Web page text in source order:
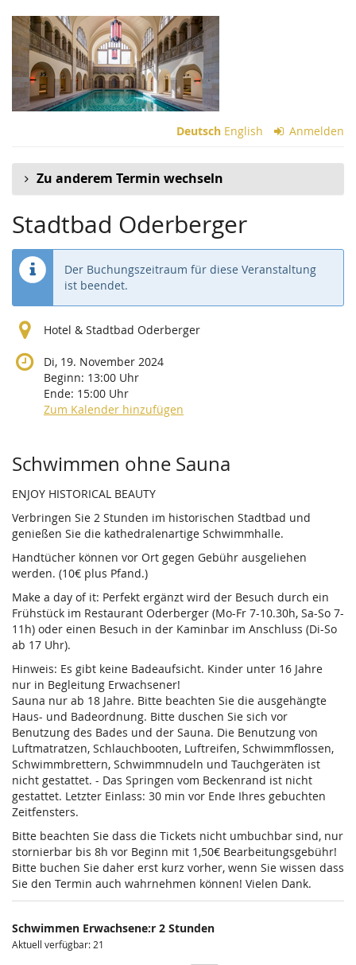
Zum
Haupt-
Inhalt
springen
Deutsch English Anmelden
Zu anderem Termin wechseln
Stadtbad Oderberger
Der Buchungszeitraum für diese Veranstaltung
ist beendet.
Hotel & Stadtbad Oderberger
Di, 19. November 2024
Beginn: 13:00 Uhr
Ende: 15:00 Uhr
Zum Kalender hinzufügen
Produkte
Schwimmen ohne Sauna
ENJOY HISTORICAL BEAUTY
Verbringen Sie 2 Stunden im historischen Stadtbad und
genießen Sie die kathedralenartige Schwimmhalle.
Handtücher können vor Ort gegen Gebühr ausgeliehen
werden. (10€ plus Pfand.)
Make a day of it: Perfekt ergänzt wird der Besuch durch ein
Frühstück im Restaurant Oderberger (Mo-Fr 7-10.30h, Sa-So 7-
11h) oder einen Besuch in der Kaminbar im Anschluss (Di-So
ab 17 Uhr).
Hinweis: Es gibt keine Badeaufsicht. Kinder unter 16 Jahre
nur in Begleitung Erwachsener!
Sauna nur ab 18 Jahre. Bitte beachten Sie die ausgehängte
Haus- und Badeordnung. Bitte duschen Sie sich vor
Benutzung des Bades und der Sauna. Die Benutzung von
Luftmatratzen, Schlauchbooten, Luftreifen, Schwimmflossen,
Schwimmbrettern, Schwimmnudeln und Tauchgeräten ist
nicht gestattet. - Das Springen vom Beckenrand ist nicht
gestattet. Letzter Einlass: 30 min vor Ende Ihres gebuchten
Zeitfensters.
Bitte beachten Sie dass die Tickets nicht umbuchbar sind, nur
stornierbar bis 8h vor Beginn mit 1,50€ Bearbeitungsgebühr!
Bitte buchen Sie daher erst kurz vorher, wenn Sie wissen dass
Sie den Termin auch wahrnehmen können! Vielen Dank.
Schwimmen Erwachsene:r 2 Stunden
Aktuell verfügbar: 21